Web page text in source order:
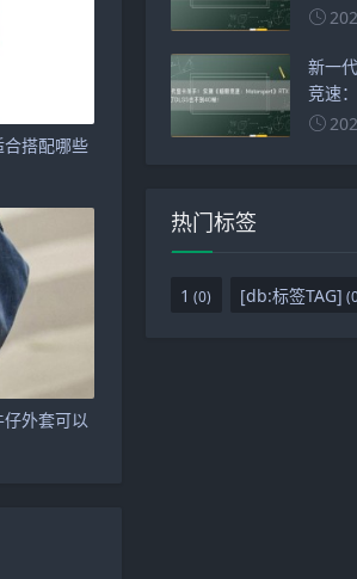
搭配哪些
外套可以
新一
竞速
热门标签
1 (0) [db:标签TAG]